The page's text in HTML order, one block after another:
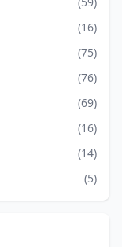
(16)
(75)
(76)
(69)
(16)
(14)
(5)